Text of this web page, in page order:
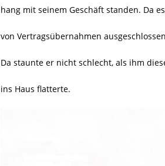
hang mit seinem Geschäft standen. Da
von Vertragsübernahmen
Da staunte er nicht schlecht, als ihm
ins Haus flatterte.